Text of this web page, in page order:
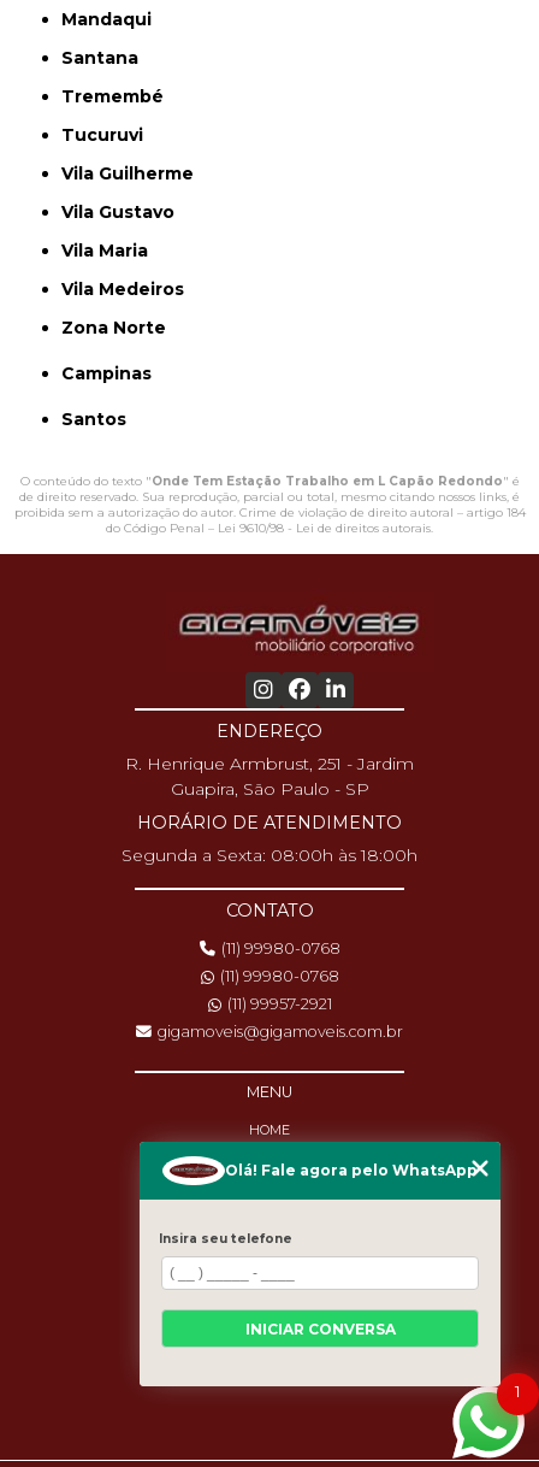
Mandaqui
Santana
Tremembé
Tucuruvi
Vila Guilherme
Vila Gustavo
Vila Maria
Vila Medeiros
Zona Norte
Campinas
Santos
O conteúdo do texto "Onde Tem Estação Trabalho em L Capão Redondo" é
de direito reservado. Sua reprodução, parcial ou total, mesmo citando nossos links, é
proibida sem a autorização do autor. Crime de violação de direito autoral – artigo 184
do Código Penal – Lei 9610/98 - Lei de direitos autorais.
ENDEREÇO
R. Henrique Armbrust, 251 - Jardim
Guapira, São Paulo - SP
HORÁRIO DE ATENDIMENTO
Segunda a Sexta: 08:00h às 18:00h
CONTATO
(11) 99980-0768
(11) 99980-0768
(11) 99957-2921
gigamoveis@gigamoveis.com.br
MENU
HOME
PRODUTOS
MANUTENÇÃO
CASES
MAPA DO SITE
1
Olá! Fale agora pelo WhatsApp
Insira seu telefone
INICIAR CONVERSA